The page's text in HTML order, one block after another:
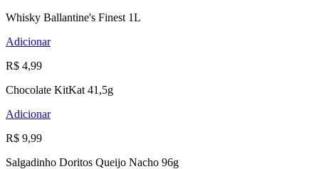
Whisky Ballantine's Finest 1L
Adicionar
R$ 4,99
Chocolate KitKat 41,5g
Adicionar
R$ 9,99
Salgadinho Doritos Queijo Nacho 96g